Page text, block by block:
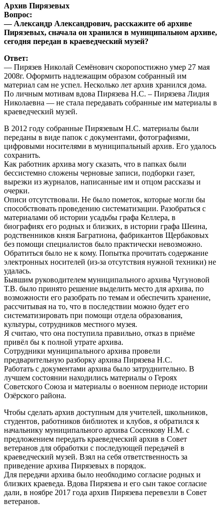
Архив Пирязевых
Вопрос:
— Александр Александрович, расскажите об архиве
Пирязевых, сначала он хранился в муниципальном архиве,
сегодня передан в краеведческий музей?
Ответ:
— Пирязев Николай Семёнович скоропостижно умер 27 мая
2008г. Оформить надлежащим образом собранный им
материал сам не успел. Несколько лет архив хранился дома.
По личным мотивам вдова Пирязева Н.С. – Пирязева Лидия
Николаевна — не стала передавать собранные им материалы в
краеведческий музей.
В 2012 году собранные Пирязевым Н.С. материалы были
переданы в виде папок с документами, фотографиями,
цифровыми носителями в муниципальный архив. Его удалось
сохранить.
Как работник архива могу сказать, что в папках были
бессистемно сложены черновые записи, подборки газет,
вырезки из журналов, написанные им и отцом рассказы и
очерки.
Описи отсутствовали. Не было пометок, которые могли бы
способствовать проведению систематизации. Разобраться с
материалами об истории усадьбы графа Келлера, в
биографиях его родных и близких, в истории графа Шеина,
родственников князя Багратиона, фабрикантов Щербаковых
без помощи специалистов было практически невозможно.
Обратиться было не к кому. Попытка прочитать содержание
электронных носителей (из-за отсутствия нужной техники) не
удалась.
Бывшим руководителем муниципального архива Чугуновой
Т.В. было принято решение выделить место для архива, по
возможности его разобрать по темам и обеспечить хранение,
рассчитывая на то, что в последствии можно будет его
систематизировать при помощи отдела образования,
культуры, сотрудников местного музея.
Я считаю, что она поступила правильно, отказ в приёме
привёл бы к полной утрате архива.
Сотрудники муниципального архива провели
предварительную разборку архива Пирязева Н.С.
Работать с документами архива было затруднительно. В
лучшем состоянии находились материалы о Героях
Советского Союза и материалы о военном периоде истории
Озёрского района.
Чтобы сделать архив доступным для учителей, школьников,
студентов, работников библиотек и клубов, я обратился к
начальнику муниципального архива Сосенкову Н.М. с
предложением передать краеведческий архив в Совет
ветеранов для обработки с последующей передачей в
краеведческий музей. Взял на себя ответственность за
приведение архива Пирязевых в порядок.
Для передачи архива было необходимо согласие родных и
близких краеведа. Вдова Пирязева и его сын такое согласие
дали, в ноябре 2017 года архив Пирязева перевезли в Совет
ветеранов.